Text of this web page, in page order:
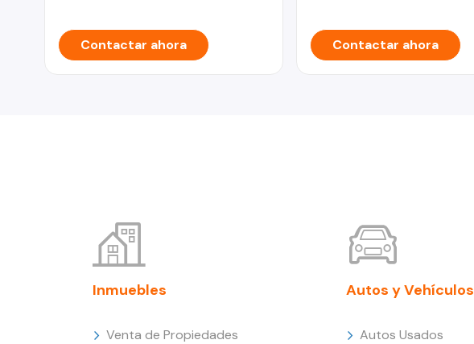
Contactar ahora Contactar ahora
Inmuebles
Venta de Propiedades
Autos y Vehículos
Autos Usados